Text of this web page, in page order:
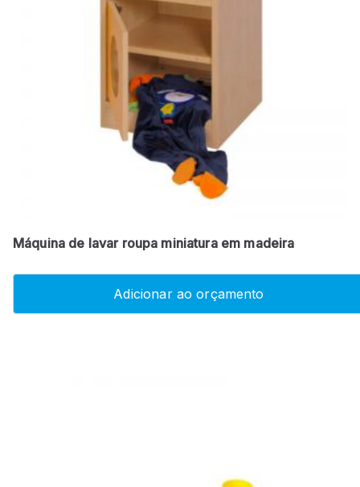
Máquina de lavar roupa miniatura em madeira
Adicionar ao orçamento